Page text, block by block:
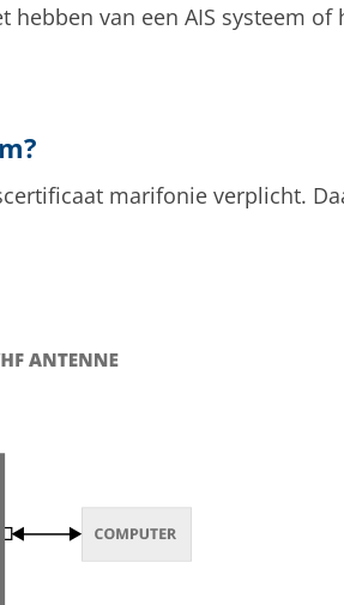
van een AIS systeem of
marifonie verplicht.